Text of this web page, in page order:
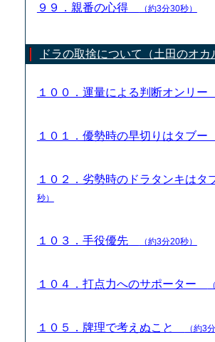
９９．親番の心得 （約3分30秒）
ドラの取捨について（土田のオカ
１００．運量による判断オンリー
１０１．優勢時の早切りはタブー
１０２．劣勢時のドラタンキは
秒）
１０３．手役優先 （約3分20秒）
１０４．打点力へのサポーター
１０５．牌理で考えぬこと （約3